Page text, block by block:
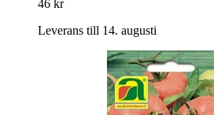
46 kr
Leverans till 14. augusti